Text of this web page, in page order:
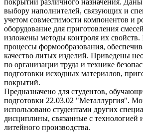
выбору наполнителей, связующих и
учетом совместимости компонентов и
оборудование для приготовления
изложены методы контроля их
процессы формообразования,
качество литых изделий. Приведены
по организации труда и технике
подготовки исходных материалов,
покрытий.
Предназначено для студентов,
подготовки 22.03.02 "Металлургия".
использовано студентами других
дисциплины, связанные с технологией
литейного производства.